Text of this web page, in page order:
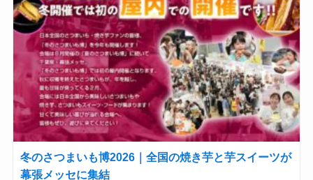
冬のさつまいも博2026｜全国の焼き芋と芋スイーツが
幕張メッセに集結